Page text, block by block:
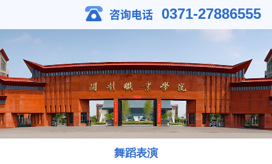
咨询电话 0371-27886555
舞蹈表演